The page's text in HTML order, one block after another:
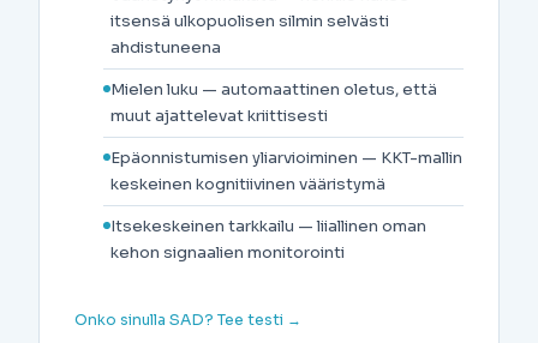
itsensä ulkopuolisen silmin selvästi
ahdistuneena
Mielen luku — automaattinen oletus, että
muut ajattelevat kriittisesti
Epäonnistumisen yliarvioiminen — KKT-mallin
keskeinen kognitiivinen vääristymä
Itsekeskeinen tarkkailu — liiallinen oman
kehon signaalien monitorointi
Onko sinulla SAD? Tee testi →